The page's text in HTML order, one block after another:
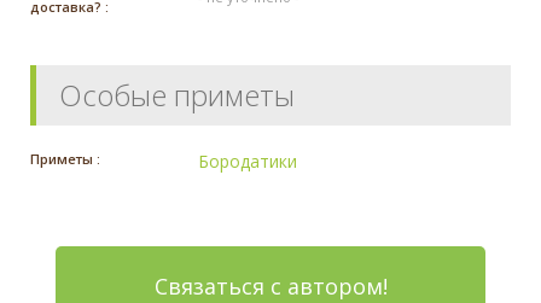
доставка? :
Особые приметы
Приметы : Бородатики
Связаться с автором!